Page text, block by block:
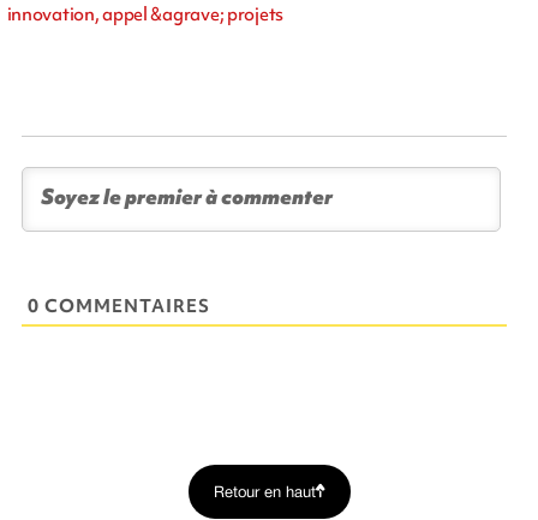
innovation, appel &agrave; projets
0 COMMENTAIRES
Retour en haut